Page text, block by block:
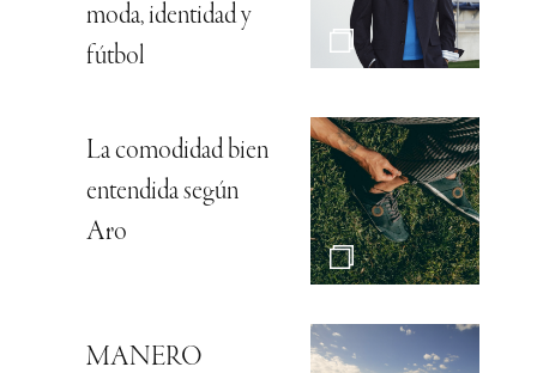
moda, identidad y
fútbol
La comodidad bien
entendida según
Aro
MANERO